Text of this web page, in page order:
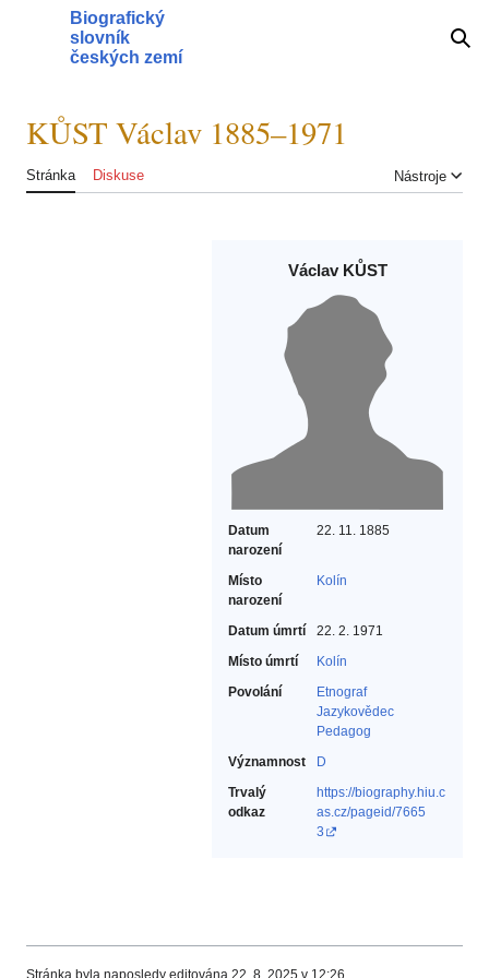
Hlavní menu
Biografický
slovník
českých zemí
KŮST Václav 1885–1971
Stránka Diskuse Nástroje
Václav KŮST
Datum
narození
22. 11. 1885
Místo
narození
Kolín
Datum úmrtí
22. 2. 1971
Místo úmrtí
Kolín
Povolání
Etnograf‎
Jazykovědec‎
Pedagog‎
Významnost
D
Trvalý
odkaz
https://biography.hiu.c
as.cz/pageid/7665
3